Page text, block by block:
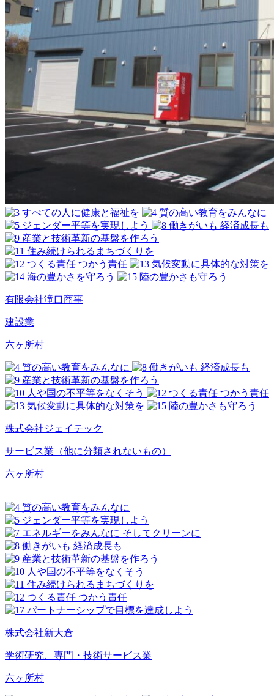
有限会社滝口商事
建設業
六ヶ所村
株式会社ジェイテック
サービス業（他に分類されないもの）
六ヶ所村
株式会社新大倉
学術研究、専門・技術サービス業
六ヶ所村